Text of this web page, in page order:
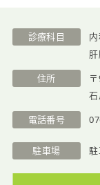
診療科目
住所
電話番号
駐車場